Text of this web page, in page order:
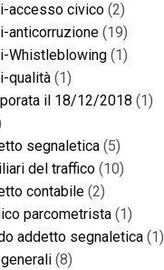
accesso civico (2)
anticorruzione (19)
Whistleblowing (1)
qualità (1)
il 18/12/2018 (1)
segnaletica (5)
del traffico (10)
contabile (2)
parcometrista (1)
addetto segnaletica (1)
(8)